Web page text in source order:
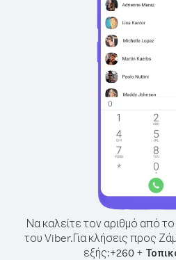
Να καλείτε τον αριθμό από
του Viber.Για κλήσεις προς
εξής:+260 +